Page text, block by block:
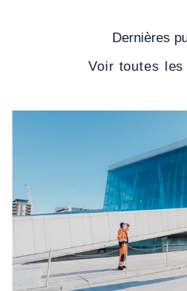
Dernières
Voir toutes